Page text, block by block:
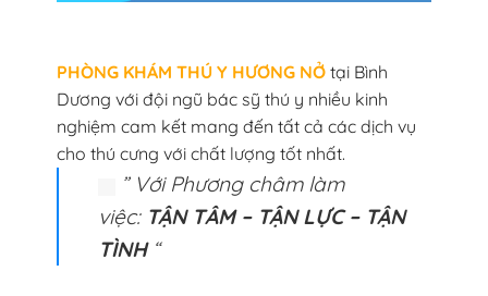
PHÒNG KHÁM THÚ Y HƯƠNG NỞtại Bình
Dương với đội ngũ bác sỹ thú y nhiều kinh
nghiệm cam kết mang đến tất cả các dịch vụ
cho thú cưng với chất lượng tốt nhất.
” Với Phương châm làm
việc: TẬN TÂM – TẬN LỰC – TẬN
TÌNH“